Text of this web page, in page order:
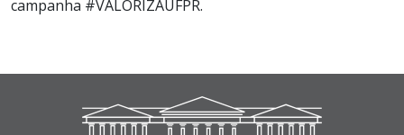
campanha #VALORIZAUFPR.